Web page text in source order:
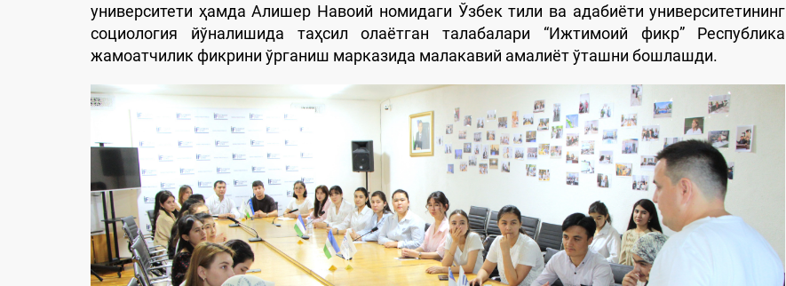
университети ҳамда Алишер Навоий номидаги Ўзбек тили ва адабиёти университетининг
социология йўналишида таҳсил олаётган талабалари “Ижтимоий фикр” Республика
жамоатчилик фикрини ўрганиш марказида малакавий амалиёт ўташни бошлашди.